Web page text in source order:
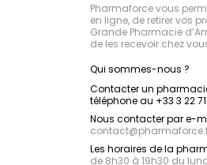
Pharmaforce vous
en ligne, de retirer vos
Grande Pharmacie
de les recevoir chez
Qui sommes-nous ?
Contacter un
téléphone au +33 3 22 71
Nous contacter par e-
contact@
Les horaires de la
de 8h30 à 19h30 du